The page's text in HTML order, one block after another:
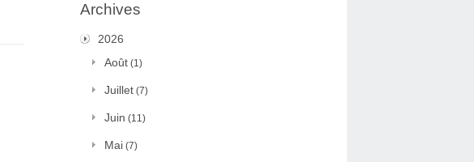
Archives
2026
Août (1)
Juillet (7)
Juin (11)
Mai (7)